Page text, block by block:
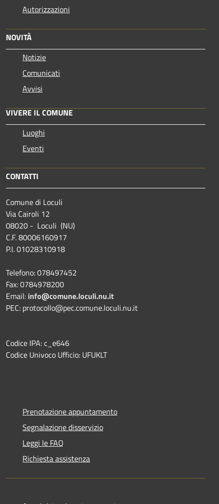
Autorizzazioni
NOVITÀ
Notizie
Comunicati
Avvisi
VIVERE IL COMUNE
Luoghi
Eventi
CONTATTI
Comune di Loculi
Via Cairoli 12
08020 - Loculi (NU)
C.F. 80006160917
P.I. 01028310918
Telefono: 078497452
Fax: 0784978200
Email: info@comune.loculi.nu.it
PEC: protocollo@pec.comune.loculi.nu.it
Codice IPA: c_e646
Codice Univoco Ufficio: UFUKLT
Prenotazione appuntamento
Segnalazione disservizio
Leggi le FAQ
Richiesta assistenza